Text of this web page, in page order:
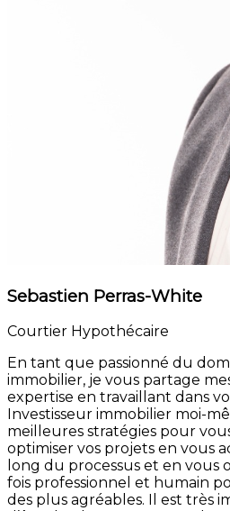
Sebastien Perras-White
Courtier Hypothécaire
En tant que passionné du
immobilier, je vous partage
expertise en travaillant dans
Investisseur immobilier moi-
meilleures stratégies pour
optimiser vos projets en vous
long du processus et en vous
fois professionnel et humain
des plus agréables. Il est très